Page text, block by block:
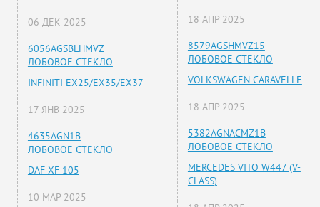
06 ДЕК 2025
6056AGSBLHMVZ
ЛОБОВОЕ СТЕКЛО
INFINITI EX25/EX35/EX37
17 ЯНВ 2025
4635AGN1B
ЛОБОВОЕ СТЕКЛО
DAF XF 105
10 МАР 2025
18 АПР 2025
8579AGSHMVZ15
ЛОБОВОЕ СТЕКЛО
VOLKSWAGEN CARAVELLE
18 АПР 2025
5382AGNACMZ1B
ЛОБОВОЕ СТЕКЛО
MERCEDES VITO W447 (V-
CLASS)